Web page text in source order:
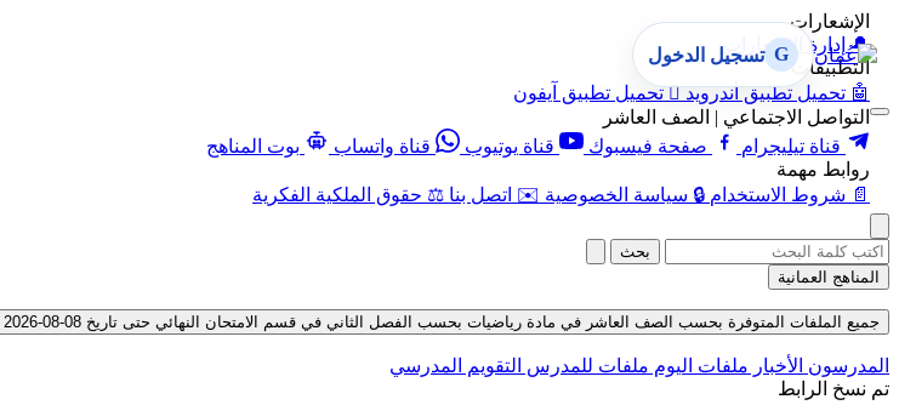
الإشعارات
🔔 إدارة الإشعارات
التطبيقات
🤖 تحميل تطبيق أندرويد  تحميل تطبيق آيفون
التواصل الاجتماعي | الصف العاشر
قناة تيليجرام
صفحة فيسبوك قناة يوتيوب قناة واتساب
بوت المناهج
روابط مهمة
📄 شروط الاستخدام 🔒 سياسة الخصوصية ✉️ اتصل بنا ⚖️ حقوق الملكية الفكرية
G تسجيل الدخول
بحث
المناهج العمانية
جميع الملفات المتوفرة بحسب الصف العاشر في مادة رياضيات بحسب الفصل الثاني في قسم الامتحان النهائي حتى تاريخ 08-08-2026
المدرسون الأخبار ملفات اليوم ملفات للمدرس التقويم المدرسي
تم نسخ الرابط